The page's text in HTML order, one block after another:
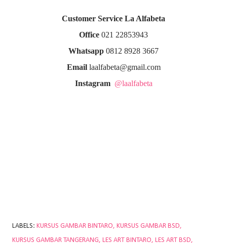
Customer Service La Alfabeta
Office 021 22853943
Whatsapp 0812 8928 3667
Emaillaalfabeta@gmail.com
Instagram @laalfabeta
LABELS: KURSUS GAMBAR BINTARO
KURSUS GAMBAR BSD
KURSUS GAMBAR TANGERANG
LES ART BINTARO LES ART BSD